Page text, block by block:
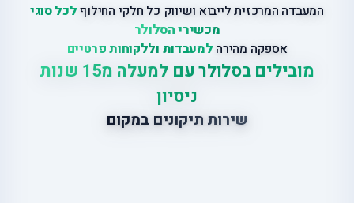
המעבדה המרכזית לייבוא ושיווק כל חלקי החילוףלכל סוגי
מכשירי הסלולר
אספקה מהירה למעבדות וללקוחות פרטיים
מובילים בסלולר עם למעלה מ15 שנות
ניסיון
שירות תיקונים במקום